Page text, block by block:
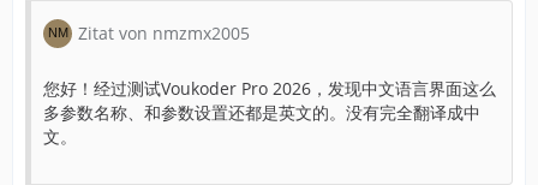
Zitat von nmzmx2005
您好！经过测试Voukoder Pro 2026，发现中文语言界面这么
多参数名称、和参数设置还都是英文的。没有完全翻译成中
文。